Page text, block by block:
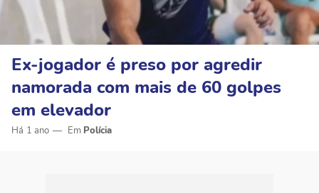
Ex-jogador é preso por agredir
namorada com mais de 60 golpes
em elevador
Há 1 ano Polícia